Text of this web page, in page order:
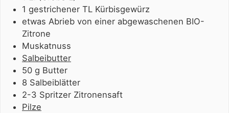
1 gestrichener TL Kürbisgewürz
etwas Abrieb von einer abgewaschenen BIO-
Zitrone
Muskatnuss
Salbeibutter
50 g Butter
8 Salbeiblätter
2-3 Spritzer Zitronensaft
Pilze